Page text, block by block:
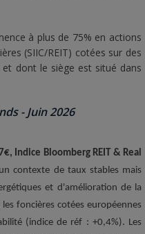
à plus de 75% en actions
(SIIC/REIT) cotées sur des
dont le siège est situé dans
- Juin 2026
Indice Bloomberg REIT & Real
contexte de taux stables mais
et d'amélioration de la
foncières cotées européennes
(indice de réf : +0,4%). Les